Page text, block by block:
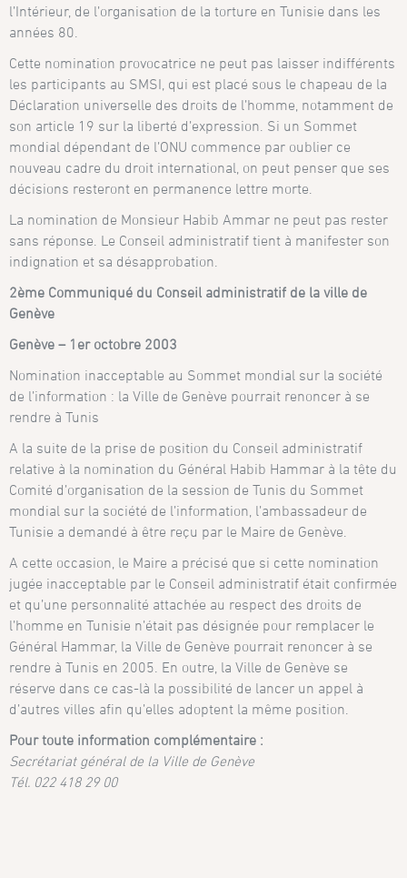
l’Intérieur, de l’organisation de la torture en Tunisie dans les
années 80.
Cette nomination provocatrice ne peut pas laisser indifférents
les participants au SMSI, qui est placé sous le chapeau de la
Déclaration universelle des droits de l’homme, notamment de
son article 19 sur la liberté d’expression. Si un Sommet
mondial dépendant de l’ONU commence par oublier ce
nouveau cadre du droit international, on peut penser que ses
décisions resteront en permanence lettre morte.
La nomination de Monsieur Habib Ammar ne peut pas rester
sans réponse. Le Conseil administratif tient à manifester son
indignation et sa désapprobation.
2ème Communiqué du Conseil administratif de la ville de
Genève
Genève – 1er octobre 2003
Nomination inacceptable au Sommet mondial sur la société
de l’information : la Ville de Genève pourrait renoncer à se
rendre à Tunis
A la suite de la prise de position du Conseil administratif
relative à la nomination du Général Habib Hammar à la tête du
Comité d’organisation de la session de Tunis du Sommet
mondial sur la société de l’information, l’ambassadeur de
Tunisie a demandé à être reçu par le Maire de Genève.
A cette occasion, le Maire a précisé que si cette nomination
jugée inacceptable par le Conseil administratif était confirmée
et qu’une personnalité attachée au respect des droits de
l’homme en Tunisie n’était pas désignée pour remplacer le
Général Hammar, la Ville de Genève pourrait renoncer à se
rendre à Tunis en 2005. En outre, la Ville de Genève se
réserve dans ce cas-là la possibilité de lancer un appel à
d’autres villes afin qu’elles adoptent la même position.
Pour toute information complémentaire :
Secrétariat général de la Ville de Genève
Tél. 022 418 29 00